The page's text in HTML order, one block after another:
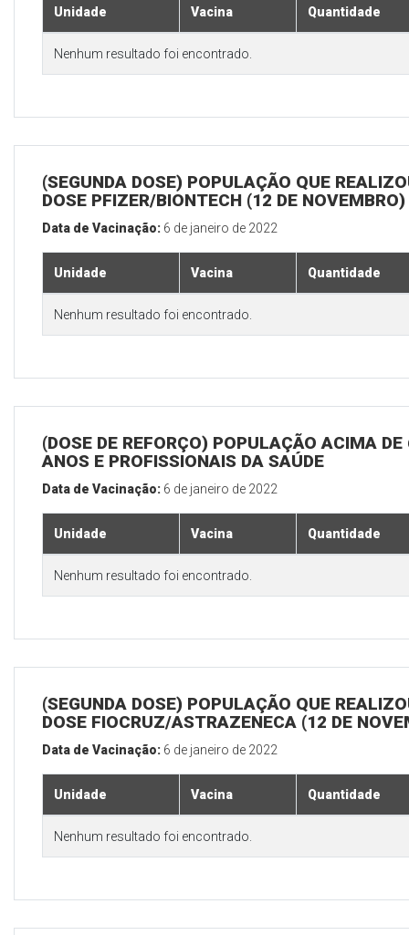
Unidade Vacina Quantidade
Nenhum resultado foi encontrado.
(SEGUNDA DOSE) POPULAÇÃO QUE
DOSE PFIZER/BIONTECH (12 DE NOVEMBRO)
Data de Vacinação: 6 de janeiro de 2022
Unidade Vacina Quantidade
Nenhum resultado foi encontrado.
(DOSE DE REFORÇO) POPULAÇÃO ACIMA DE
ANOS E PROFISSIONAIS DA SAÚDE
Data de Vacinação: 6 de janeiro de 2022
Unidade Vacina Quantidade
Nenhum resultado foi encontrado.
(SEGUNDA DOSE) POPULAÇÃO QUE
DOSE FIOCRUZ/ASTRAZENECA (12 DE
Data de Vacinação: 6 de janeiro de 2022
Unidade Vacina Quantidade
Nenhum resultado foi encontrado.